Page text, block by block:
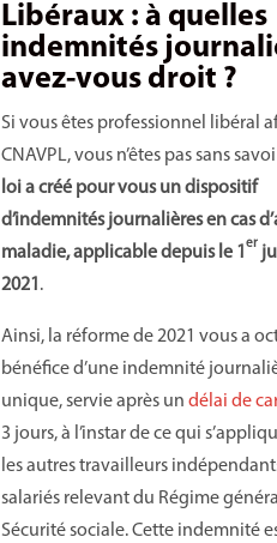
Libéraux : à quelles
indemnités
avez-vous droit ?
Si vous êtes professionnel libéral
CNAVPL, vous n’êtes pas sans
loi a créé pour vous un dispositif
d’indemnités journalières en cas
maladie, applicable depuis le 1er
2021.
Ainsi, la réforme de 2021 vous a
bénéfice d’une indemnité
unique, servie après un délai de
3 jours, à l’instar de ce qui
les autres travailleurs
salariés relevant du Régime
Sécurité sociale. Cette indemnité